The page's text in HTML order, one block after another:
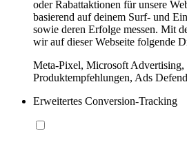
oder Rabattaktionen für unsere
basierend auf deinem Surf- und
sowie deren Erfolge messen. Mit
wir auf dieser Webseite folgende
Meta-Pixel, Microsoft
Produktempfehlungen, Ads
Erweitertes Conversion-Tracking